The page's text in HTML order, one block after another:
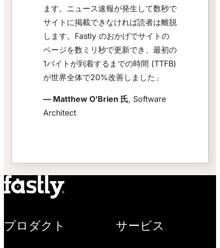
ます。ニュース速報が発生して数秒で
サイトに掲載できなければ読者は離脱
します。Fastly のおかげでサイトの
ページを数ミリ秒で更新でき、最初の
1バイトが到着するまでの時間 (TTFB)
が世界全体で20%改善しました」
— Matthew O'Brien 氏, Software
Architect
プロダクト サービス